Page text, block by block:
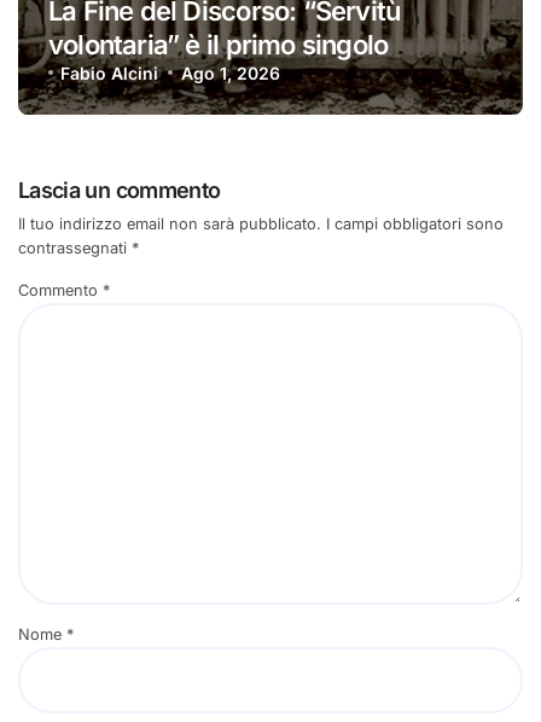
La Fine del Discorso: “Servitù
volontaria” è il primo singolo
Fabio Alcini Ago 1, 2026
Lascia un commento
Il tuo indirizzo email non sarà pubblicato. I campi obbligatori sono
contrassegnati *
Commento *
Nome *